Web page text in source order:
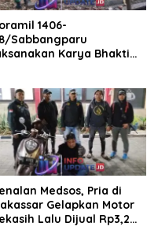
1406-
Sabbangparu
Karya Bhakti
Medsos, Pria di
Gelapkan Motor
Lalu Dijual Rp3,2